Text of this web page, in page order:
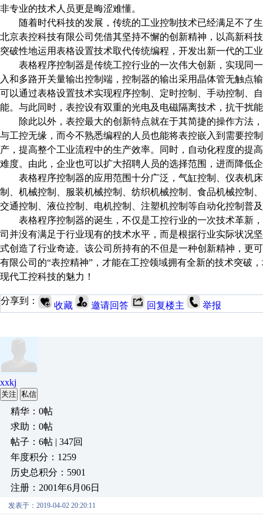
非专业的技术人员更是晦涩难懂。
随着时代科技的发展，传统的工业控制技术已经满足不了
北京表控科技有限公司凭借其坚持不懈的创新精神，以高新科
突破性地运用表格设置技术取代传统编程，开发出新一代的
表格程序控制器是传统工控行业的一次伟大创新，实现同
入和多路开关量输出控制端，控制器的输出采用晶体管无触点
可以通过表格设置技术实现程序控制、定时控制、手动控制、
能。与此同时，表控设有双重的光电及电磁隔离技术，抗干扰
除此以外，表控最大的创新特点就在于其简捷的操作方法
与工控无缘，而今不熟悉编程的人员也能将表控嵌入到需要控
产，提高整个工业流程中的生产效率。同时，自动化程度的提
难度。由此，企业也可以扩大招聘人员的选择范围，进而降低
表格程序控制器的应用范围十分广泛，气缸控制、仪表机
制、机械控制、服装机械控制、纺织机械控制、食品机械控制
交通控制、液位控制、电机控制、注塑机控制等自动化控制普
表格程序控制器的诞生，不仅是工控行业的一次技术革新
司并没有满足于行业现有的技术水平，而是根据行业实际状况
式创造了行业奇迹。该公司所持有的不但是一种创新精神，更
有限公司的“表控精神”，才能在工控领域拥有全新的技术突破
现代工控科技的魅力！
分享到： 收藏 邀请回答 回复楼主 举报
xxkj
关注 私信
精华：0帖
求助：0帖
帖子：6帖 | 347回
年度积分：1259
历史总积分：5901
注册：2001年6月06日
发表于：2019-04-02 20:20:11